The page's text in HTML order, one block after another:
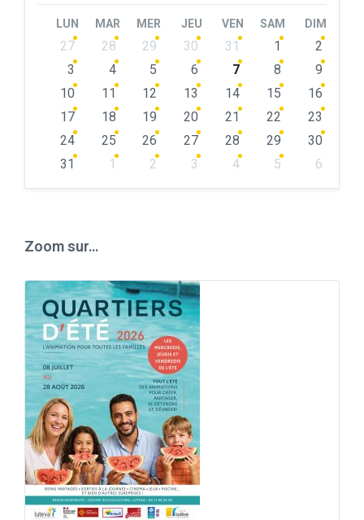
LUN MAR MER JEU VEN SAM DIM
Skip
calendar
27 28 29 30 31 1
2
3
4 5 6 7 8
9
10
11 12 13 14 15
16
17
18 19 20 21 22
23
24
25 26 27 28 29
30
31
1 2 3 4 5
6
Zoom sur…